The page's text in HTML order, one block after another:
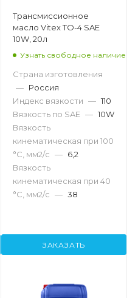
Трансмиссионное
масло Vitex TO-4 SAE
10W, 20л
Узнать свободное наличие
Страна изготовления
— Россия
Индекс вязкости — 110
Вязкость по SAE — 10W
Вязкость
кинематическая при 100
°С, мм2/с — 6,2
Вязкость
кинематическая при 40
°С, мм2/с — 38
ЗАКАЗАТЬ